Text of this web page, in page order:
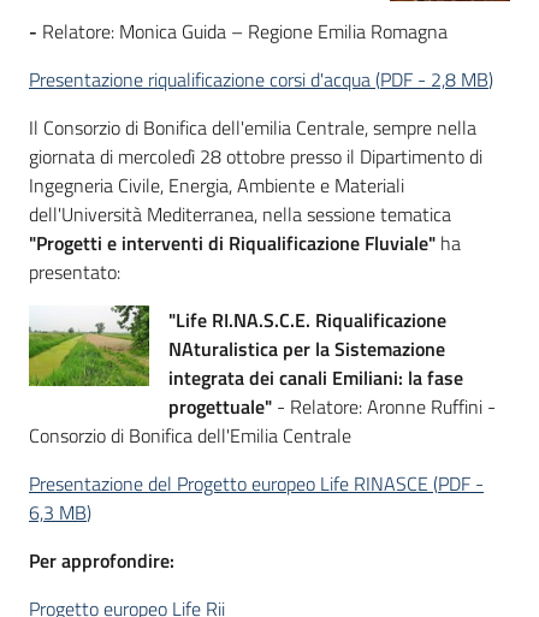
- Relatore: Monica Guida – Regione Emilia Romagna
Presentazione riqualificazione corsi d'acqua(PDF - 2,8 MB)
Il Consorzio di Bonifica dell'emilia Centrale, sempre nella
giornata di mercoledì 28 ottobre presso il Dipartimento di
Ingegneria Civile, Energia, Ambiente e Materiali
dell'Università Mediterranea, nella sessione tematica
"Progetti e interventi di Riqualificazione Fluviale" ha
presentato:
"Life RI.NA.S.C.E. Riqualificazione
NAturalistica per la Sistemazione
integrata dei canali Emiliani: la fase
progettuale" - Relatore: Aronne Ruffini -
Consorzio di Bonifica dell'Emilia Centrale
Presentazione del Progetto europeo Life RINASCE (PDF -
6,3 MB)
Per approfondire:
Progetto europeo Life Rii